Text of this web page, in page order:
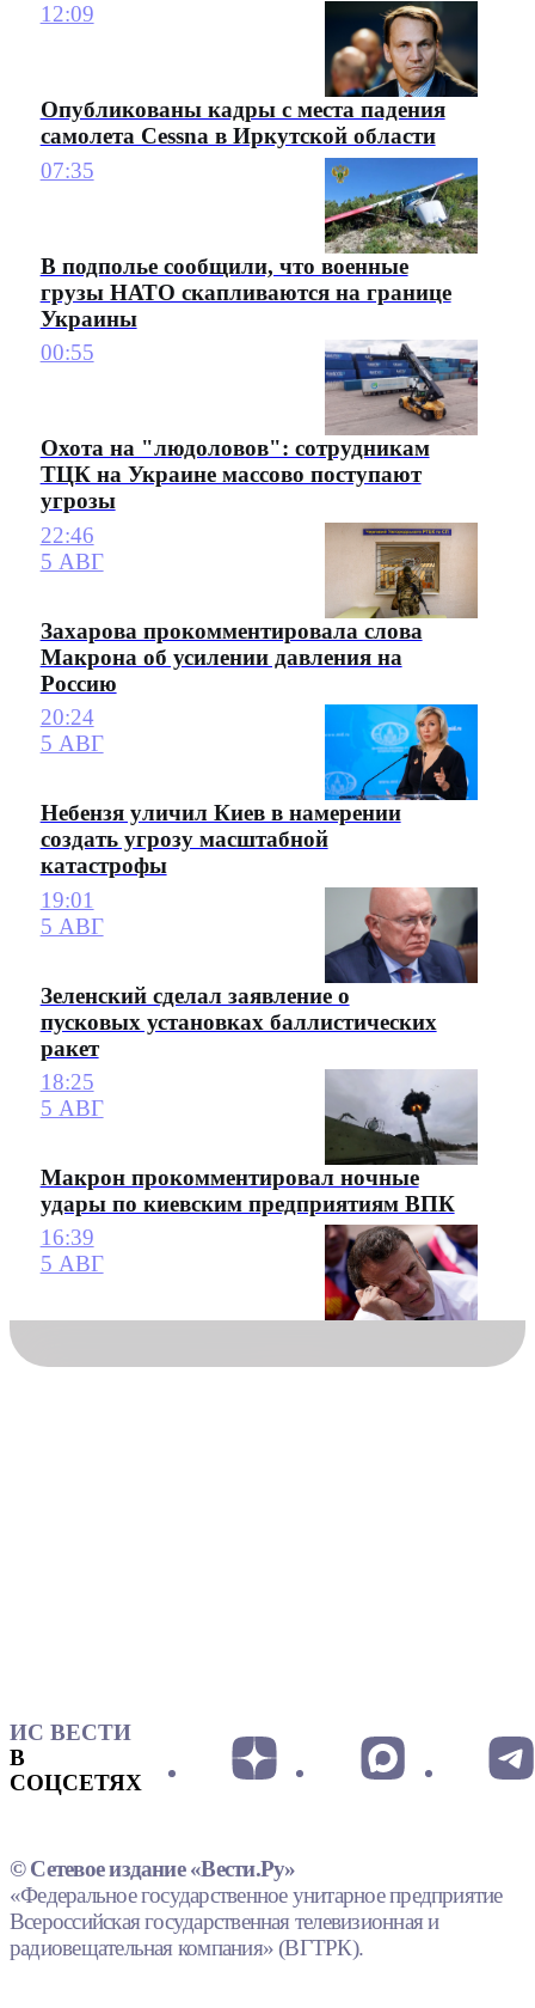
12:09
Опубликованы кадры с места падения
самолета Cessna в Иркутской области
07:35
В подполье сообщили, что военные
грузы НАТО скапливаются на границе
Украины
00:55
Охота на "людоловов": сотрудникам
ТЦК на Украине массово поступают
угрозы
22:46
5 АВГ
Захарова прокомментировала слова
Макрона об усилении давления на
Россию
20:24
5 АВГ
Небензя уличил Киев в намерении
создать угрозу масштабной
катастрофы
19:01
5 АВГ
Зеленский сделал заявление о
пусковых установках баллистических
ракет
18:25
5 АВГ
Макрон прокомментировал ночные
удары по киевским предприятиям ВПК
16:39
5 АВГ
ИС ВЕСТИ
В
СОЦСЕТЯХ
© Сетевое издание «Вести.Ру»
«Федеральное государственное унитарное предприятие
Всероссийская государственная телевизионная и
радиовещательная компания» (ВГТРК).